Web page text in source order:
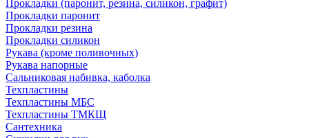
Прокладки (паронит, резина, силикон, графит)
Прокладки паронит
Прокладки резина
Прокладки силикон
Рукава (кроме поливочных)
Рукава напорные
Сальниковая набивка, каболка
Техпластины
Техпластины МБС
Техпластины ТМКЩ
Сантехника